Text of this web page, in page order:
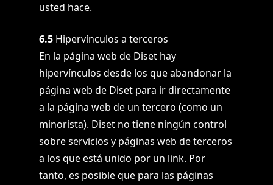
usted hace.
6.5 Hipervínculos a terceros
En la página web de Diset hay
hipervínculos desde los que abandonar la
página web de Diset para ir directamente
a la página web de un tercero (como un
minorista). Diset no tiene ningún control
sobre servicios y páginas web de terceros
a los que está unido por un link. Por
tanto, es posible que para las páginas